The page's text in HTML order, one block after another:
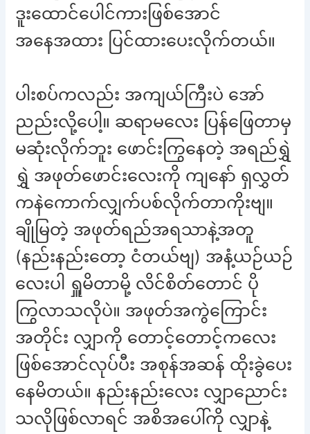
ဒူးထောင်ပေါင်ကားဖြစ်အောင်
အနေအထား ပြင်ထားပေးလိုက်တယ်။
ပါးစပ်ကလည်း အကျယ်ကြီးပဲ အော်
ညည်းလို့ပေါ့။ ဆရာမလေး ပြန်ဖြေတာမှ
မဆုံးလိုက်ဘူး ဖောင်းကြွနေတဲ့ အရည်ရွှဲ
ရွှဲ အဖုတ်ဖောင်းလေးကို ကျနော် ရှလွှတ်
ကနဲကောက်လျှက်ပစ်လိုက်တာကိုးဗျ။
ချိုမြတဲ့ အဖုတ်ရည်အရသာနဲ့အတူ
(နည်းနည်းတော့ ငံတယ်ဗျ) အနံ့ယဉ်ယဉ်
လေးပါ ရှူမိတာမို့ လိင်စိတ်တောင် ပို
ကြွလာသလိုပဲ။ အဖုတ်အကွဲကြောင်း
အတိုင်း လျှာကို တောင့်တောင့်ကလေး
ဖြစ်အောင်လုပ်ပီး အစုန်အဆန် ထိုးခွဲပေး
နေမိတယ်။ နည်းနည်းလေး လျှာညောင်း
သလိုဖြစ်လာရင် အစိအပေါ်ကို လျှာနဲ့